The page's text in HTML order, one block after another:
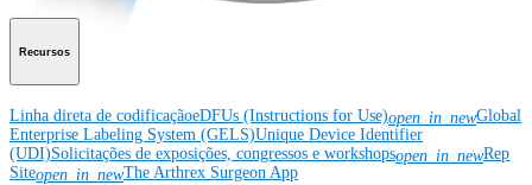
Recursos
Linha direta de codificaçãoeDFUs (Instructions for Use)open_in_newGlobal
Enterprise Labeling System (GELS)Unique Device Identifier
(UDI)Solicitações de exposições, congressos e workshopsopen_in_newRep
Siteopen_in_newThe Arthrex Surgeon App